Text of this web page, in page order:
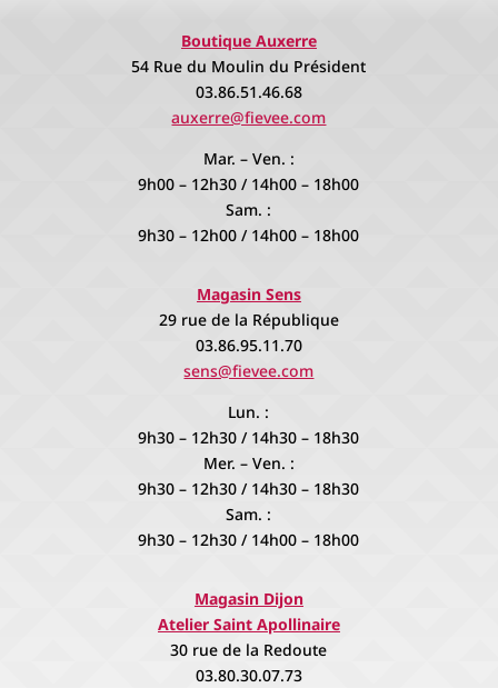
Boutique Auxerre
54 Rue du Moulin du Président
03.86.51.46.68
auxerre@fievee.com
Mar. – Ven. :
9h00 – 12h30 / 14h00 – 18h00
Sam. :
9h30 – 12h00 / 14h00 – 18h00
Magasin Sens
29 rue de la République
03.86.95.11.70
sens@fievee.com
Lun. :
9h30 – 12h30 / 14h30 – 18h30
Mer. – Ven. :
9h30 – 12h30 / 14h30 – 18h30
Sam. :
9h30 – 12h30 / 14h00 – 18h00
Magasin Dijon
Atelier Saint Apollinaire
30 rue de la Redoute
03.80.30.07.73